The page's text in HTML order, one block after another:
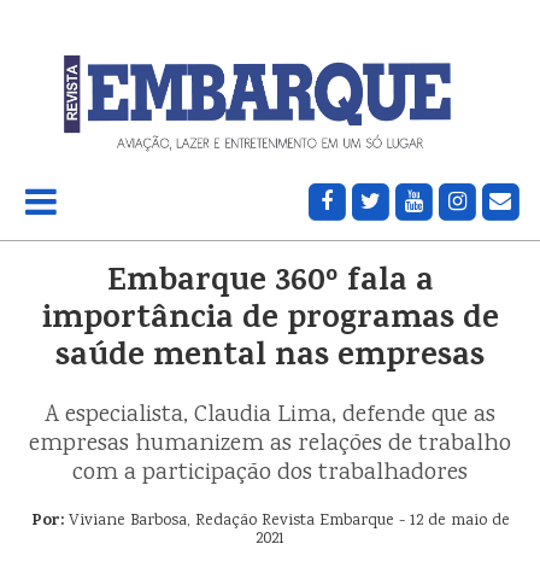
Embarque 360º fala a
importância de programas de
saúde mental nas empresas
A especialista, Claudia Lima, defende que as
empresas humanizem as relações de trabalho
com a participação dos trabalhadores
Por:Viviane Barbosa, Redação Revista Embarque - 12 de maio de
2021